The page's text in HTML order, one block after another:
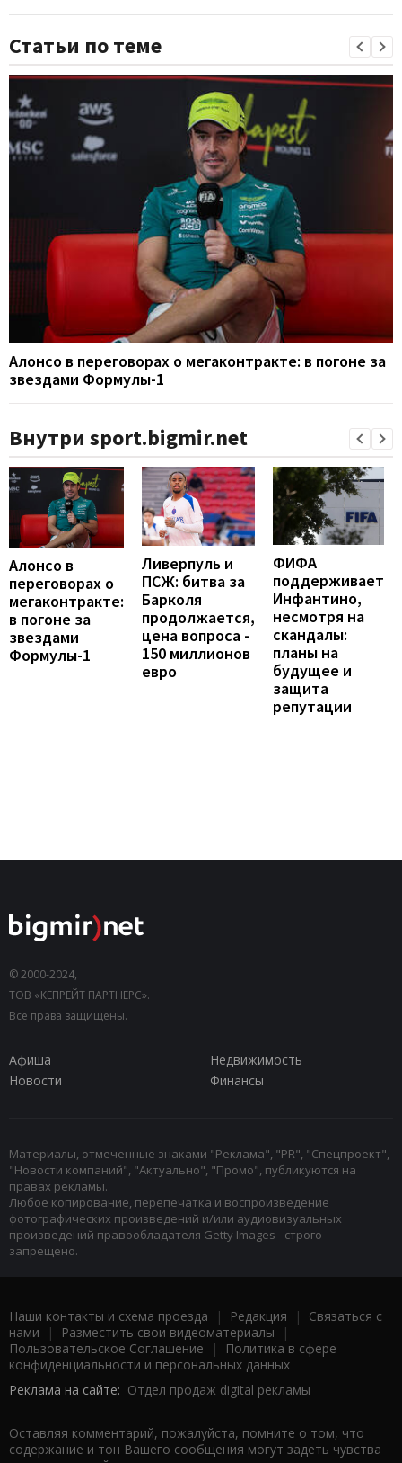
Статьи по теме
Алонсо в переговорах о мегаконтракте: в погоне за
звездами Формулы-1
Внутри sport.bigmir.net
Алонсо в
переговорах о
мегаконтракте:
в погоне за
звездами
Формулы-1
Ливерпуль и
ПСЖ: битва за
Барколя
продолжается,
цена вопроса -
150 миллионов
евро
ФИФА
поддерживает
Инфантино,
несмотря на
скандалы:
планы на
будущее и
защита
репутации
© 2000-2024,
ТОВ «КЕПРЕЙТ ПАРТНЕРС».
Все права защищены.
Афиша
Недвижимость
Новости
Финансы
Материалы, отмеченные знаками "Реклама", "PR", "Спецпроект",
"Новости компаний", "Актуально", "Промо", публикуются на
правах рекламы.
Любое копирование, перепечатка и воспроизведение
фотографических произведений и/или аудиовизуальных
произведений правообладателя Getty Images - строго
запрещено.
Наши контакты и схема проезда | Редакция | Связаться с
нами | Разместить свои видеоматериалы |
Пользовательское Соглашение |
Политика в сфере
конфиденциальности и персональных данных
Реклама на сайте: Отдел продаж digital рекламы
Оставляя комментарий, пожалуйста, помните о том, что
содержание и тон Вашего сообщения могут задеть чувства